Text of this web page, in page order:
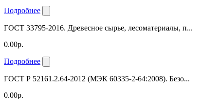
Подробнее
ГОСТ 33795-2016. Древесное сырье, лесоматериалы, п...
0.00р.
Подробнее
ГОСТ Р 52161.2.64-2012 (МЭК 60335-2-64:2008). Безо...
0.00р.